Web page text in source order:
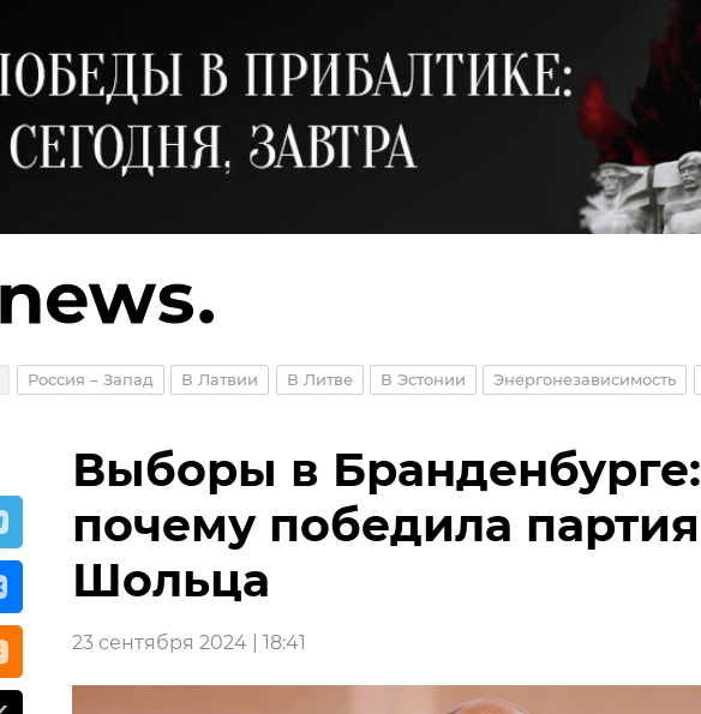
Россия – Запад В Латвии В Литве В Эстонии Энергонезависимость
Выборы в Бранденбурге:
почему победила партия
Шольца
23 сентября 2024 | 18:41